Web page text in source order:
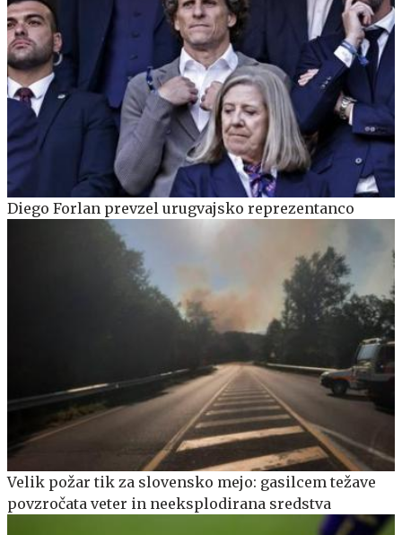
Diego Forlan prevzel urugvajsko reprezentanco
Velik požar tik za slovensko mejo: gasilcem težave
povzročata veter in neeksplodirana sredstva